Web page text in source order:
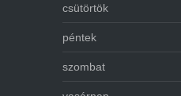
csütörtök
péntek
szombat